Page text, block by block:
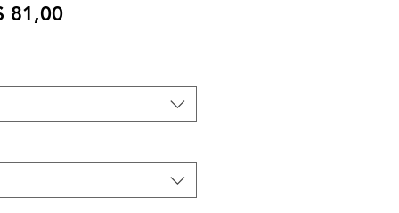
81,00Preço